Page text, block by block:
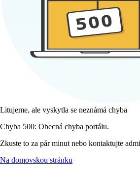
Litujeme, ale vyskytla se neznámá chyba
Chyba 500: Obecná chyba portálu.
Zkuste to za pár minut nebo kontaktujte
Na domovskou stránku